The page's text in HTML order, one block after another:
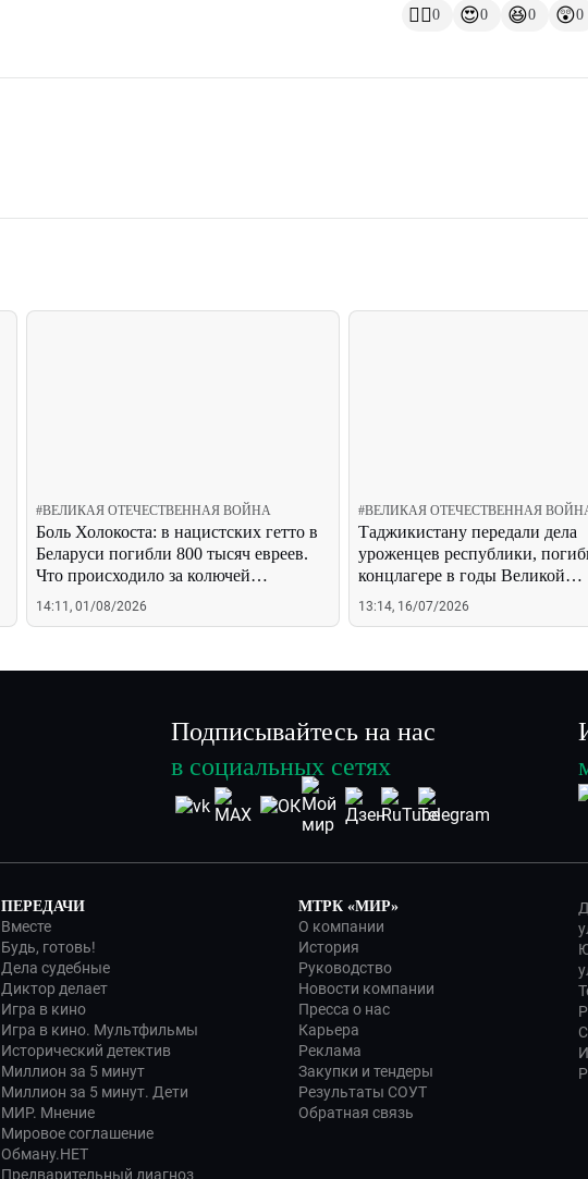
👍🏻0 😍0 😆0 😲0
#ВЕЛИКАЯ ОТЕЧЕСТВЕННАЯ ВОЙНА
Боль Холокоста: в нацистских гетто в
Беларуси погибли 800 тысяч евреев.
Что происходило за колючей
проволокой?
14:11, 01/08/2026
#ВЕЛИКАЯ ОТЕЧЕСТВЕННАЯ
Таджикистану передали дела
уроженцев республики,
концлагере в годы Великой
Отечественной войны
13:14, 16/07/2026
Подписывайтесь на нас
в социальных сетях
ПЕРЕДАЧИ
Вместе
Будь, готовь!
Дела судебные
Диктор делает
Игра в кино
Игра в кино. Мультфильмы
Исторический детектив
Миллион за 5 минут
Миллион за 5 минут. Дети
МИР. Мнение
Мировое соглашение
Обману.НЕТ
Предварительный диагноз
МТРК «МИР»
О компании
История
Руководство
Новости компании
Пресса о нас
Карьера
Реклама
Закупки и тендеры
Результаты СОУТ
Обратная связь